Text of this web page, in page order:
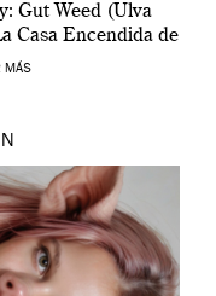
Gut Weed (Ulva
Casa Encendida de
[…]
MÁS